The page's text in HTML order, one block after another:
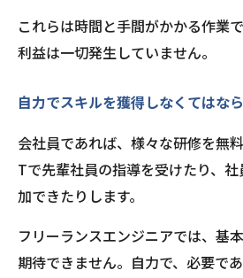
これらは時間と手間がかかる作業
利益は一切発生していません。
自力でスキルを獲得しなくてはな
会社員であれば、様々な研修を無
Tで先輩社員の指導を受けたり、
加できたりします。
フリーランスエンジニアでは、基
期待できません。自力で、必要であ